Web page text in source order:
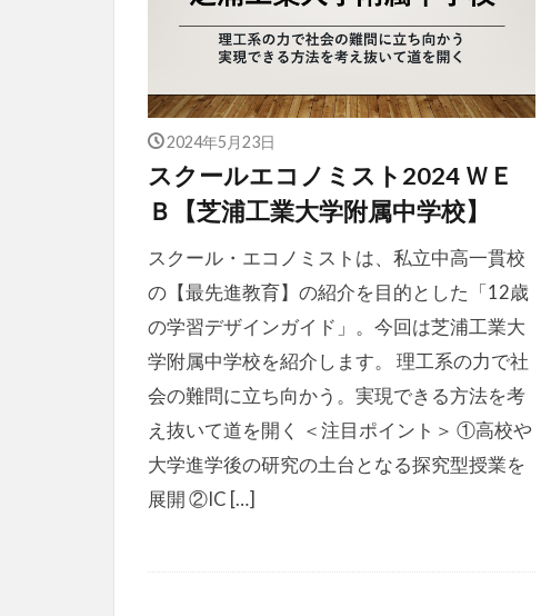
2024年5月23日
スクールエコノミスト2024 ＷＥ
Ｂ【芝浦工業大学附属中学校】
スクール・エコノミストは、私立中高一貫校
の【最先進教育】の紹介を目的とした「12歳
の学習デザインガイド」。今回は芝浦工業大
学附属中学校を紹介します。 理工系の力で社
会の難問に立ち向かう。実現できる方法を考
え抜いて道を開く ＜注目ポイント＞ ①高校や
大学進学後の研究の土台となる探究型授業を
展開 ②IC […]